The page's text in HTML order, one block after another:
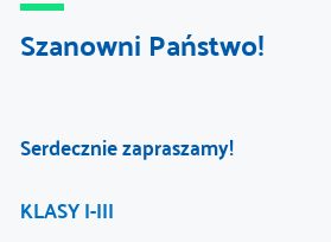
Szanowni Państwo!
Serdecznie zapraszamy!
KLASY I-III